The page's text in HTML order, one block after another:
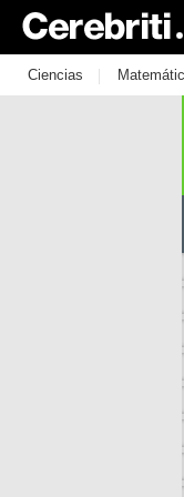
Ciencias |